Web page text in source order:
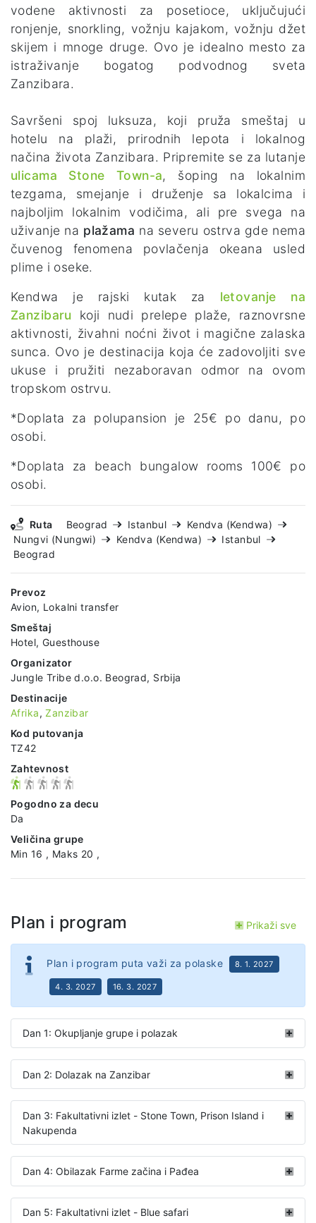
vodene aktivnosti za posetioce, uključujući
ronjenje, snorkling, vožnju kajakom, vožnju džet
skijem i mnoge druge. Ovo je idealno mesto za
istraživanje bogatog podvodnog sveta
Zanzibara.
Savršeni spoj luksuza, koji pruža smeštaj u
hotelu na plaži, prirodnih lepota i lokalnog
načina života Zanzibara. Pripremite se za lutanje
ulicama Stone Town-a, šoping na lokalnim
tezgama, smejanje i druženje sa lokalcima i
najboljim lokalnim vodičima, ali pre svega na
uživanje na plažama na severu ostrva gde nema
čuvenog fenomena povlačenja okeana usled
plime i oseke.
Kendwa je rajski kutak za letovanje na
Zanzibaru koji nudi prelepe plaže, raznovrsne
aktivnosti, živahni noćni život i magične zalaska
sunca. Ovo je destinacija koja će zadovoljiti sve
ukuse i pružiti nezaboravan odmor na ovom
tropskom ostrvu.
*Doplata za polupansion je 25€ po danu, po
osobi.
*Doplata za beach bungalow rooms 100€ po
osobi.
Ruta Beograd Istanbul
Kendva (Kendwa)
Nungvi (Nungwi)
Kendva (Kendwa)
Istanbul
Beograd
Prevoz
Avion, Lokalni transfer
Smeštaj
Hotel, Guesthouse
Organizator
Jungle Tribe d.o.o. Beograd, Srbija
Destinacije
Afrika,Zanzibar
Kod putovanja
TZ42
Zahtevnost
Pogodno za decu
Da
Veličina grupe
Min 16 , Maks 20 ,
Plan i program Prikaži sve
Plan i program puta važi za polaske 8. 1. 2027
4. 3. 2027 16. 3. 2027
Dan 1: Okupljanje grupe i polazak
Dan 2: Dolazak na Zanzibar
Dan 3: Fakultativni izlet - Stone Town, Prison Island i
Nakupenda
Dan 4: Obilazak Farme začina i Pađea
Dan 5: Fakultativni izlet - Blue safari